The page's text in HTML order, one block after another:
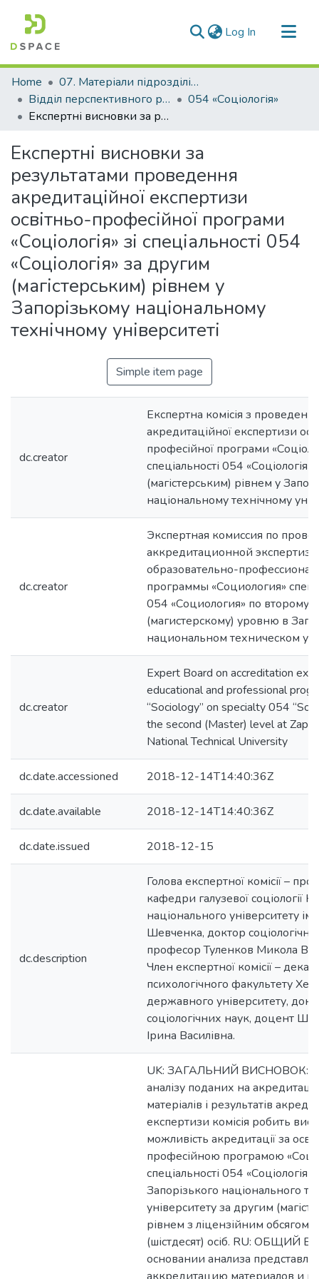
Log In (current)
Communities & Collections
All of DSpace
Statistics
Home
07. Матеріали підрозділів університету
Відділ перспективного розвитку, ліцензування, акредитації та якості освіти
054 «Соціологія»
Експертні висновки за результатами проведення акредитаційної експертизи освітньо-професійної програми «Соціологія» зі спеціальності 054 «Соціологія» за другим (магістерським) рівнем у Запорізькому національному технічному університеті
Експертні висновки за
результатами проведення
акредитаційної експертизи
освітньо-професійної програми
«Соціологія» зі спеціальності 054
«Соціологія» за другим
(магістерським) рівнем у
Запорізькому національному
технічному університеті
Simple item page
dc.creator
Експертна комісія з
акредитаційної експертизи
професійної програми
спеціальності 054
(магістерським) рівнем у
національному технічному
dc.creator
Экспертная комиссия по
аккредитационной экспертизы
образовательно-
программы «Социология»
054 «Социология» по второму
(магистерскому) уровню в
национальном техническом
dc.creator
Expert Board on accreditation
educational and professional
“Sociology” on specialty 054
the second (Master) level at
National Technical University
dc.date.accessioned 2018-12-14T14:40:36Z
dc.date.available 2018-12-14T14:40:36Z
dc.date.issued 2018-12-15
dc.description
Голова експертної комісії –
кафедри галузевої соціології
національного університету
Шевченка, доктор
професор Туленков Микола
Член експертної комісії –
психологічного факультету
державного університету,
соціологічних наук, доцент
Ірина Василівна.
UK: ЗАГАЛЬНИЙ ВИСНОВОК: На
аналізу поданих на
матеріалів і результатів
експертизи комісія робить
можливість акредитації за
професійною програмою
спеціальності 054 «Соціологія»
Запорізького національного
університету за другим
рівнем з ліцензійним обсягом
(шістдесят) осіб. RU: ОБЩИЙ
основании анализа